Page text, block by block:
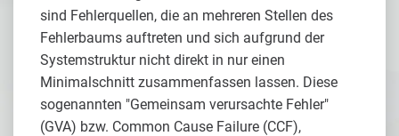
sind Fehlerquellen, die an mehreren Stellen des
Fehlerbaums auftreten und sich aufgrund der
Systemstruktur nicht direkt in nur einen
Minimalschnitt zusammenfassen lassen. Diese
sogenannten "Gemeinsam verursachte Fehler"
(GVA) bzw. Common Cause Failure (CCF),